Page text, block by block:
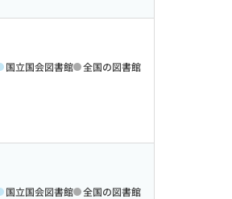
国立国会図書館 全国の図書館
国立国会図書館 全国の図書館